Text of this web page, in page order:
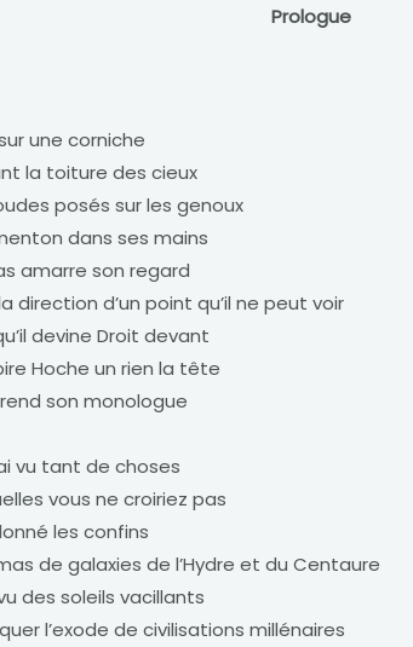
Prologue
une corniche
la toiture des cieux
posés sur les genoux
dans ses mains
amarre son regard
direction d’un point qu’il ne peut voir
devine Droit devant
Hoche un rien la tête
son monologue
vu tant de choses
vous ne croiriez pas
les confins
de galaxies de l’Hydre et du Centaure
des soleils vacillants
l’exode de civilisations millénaires